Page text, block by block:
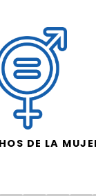
DE LA